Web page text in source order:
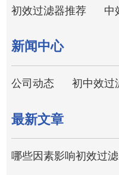
初效过滤器推荐 中
新闻中心
公司动态 初中效过
最新文章
哪些因素影响初效过